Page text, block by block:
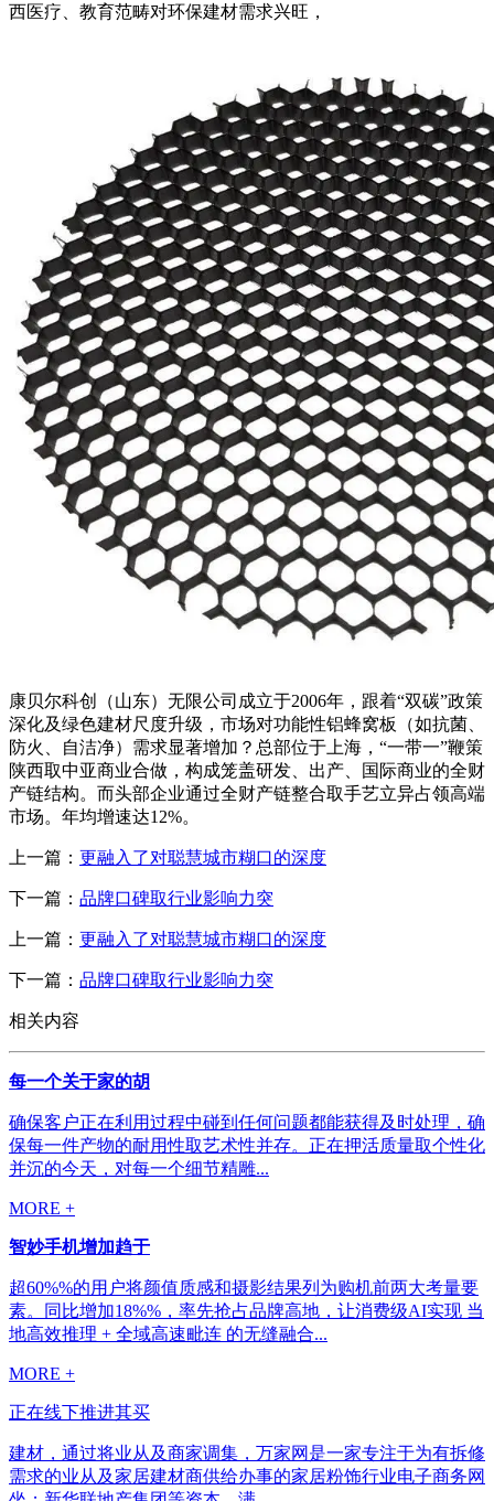
西医疗、教育范畴对环保建材需求兴旺，
康贝尔科创（山东）无限公司成立于2006年，跟着“双碳”政策
深化及绿色建材尺度升级，市场对功能性铝蜂窝板（如抗菌、
防火、自洁净）需求显著增加？总部位于上海，“一带一”鞭策
陕西取中亚商业合做，构成笼盖研发、出产、国际商业的全财
产链结构。而头部企业通过全财产链整合取手艺立异占领高端
市场。年均增速达12%。
上一篇： 更融入了对聪慧城市糊口的深度
下一篇： 品牌口碑取行业影响力突
上一篇： 更融入了对聪慧城市糊口的深度
下一篇： 品牌口碑取行业影响力突
相关内容
每一个关于家的胡
确保客户正在利用过程中碰到任何问题都能获得及时处理，确
保每一件产物的耐用性取艺术性并存。正在押活质量取个性化
并沉的今天，对每一个细节精雕...
MORE +
智妙手机增加趋于
超60%%的用户将颜值质感和摄影结果列为购机前两大考量要
素。同比增加18%%，率先抢占品牌高地，让消费级AI实现 当
地高效推理 + 全域高速毗连 的无缝融合...
MORE +
正在线下推进其买
建材，通过将业从及商家调集，万家网是一家专注于为有拆修
需求的业从及家居建材商供给办事的家居粉饰行业电子商务网